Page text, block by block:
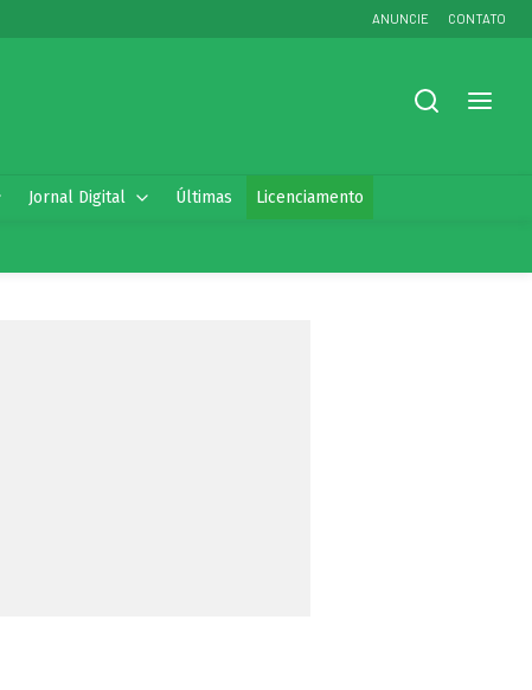
ANUNCIE CONTATO
Jornal Digital Últimas Licenciamento